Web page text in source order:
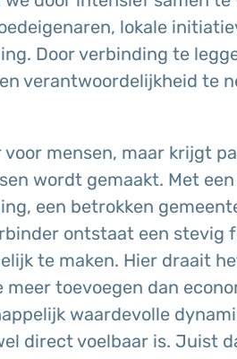
lokale
Door verbinding te
verantwoordelijkheid te
voor mensen, maar krijgt
wordt gemaakt. Met
een betrokken
ontstaat een stevig
te maken. Hier draait
meer toevoegen dan
waardevolle
direct voelbaar is. Juist